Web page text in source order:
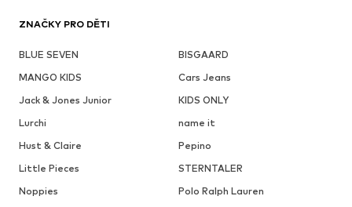
ZNAČKY PRO DĚTI
BLUE SEVEN
BISGAARD
MANGO KIDS
Cars Jeans
Jack & Jones Junior
KIDS ONLY
Lurchi
name it
Hust & Claire
Pepino
Little Pieces
STERNTALER
Noppies
Polo Ralph Lauren